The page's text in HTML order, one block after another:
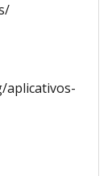
aplicativos-